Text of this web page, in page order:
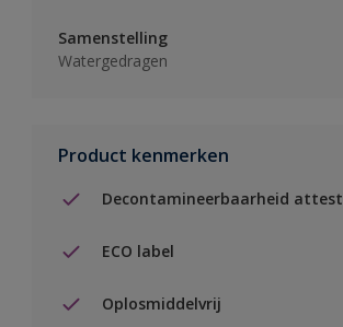
Samenstelling
Watergedragen
Product kenmerken
Decontamineerbaarheid attest
ECO label
Oplosmiddelvrij